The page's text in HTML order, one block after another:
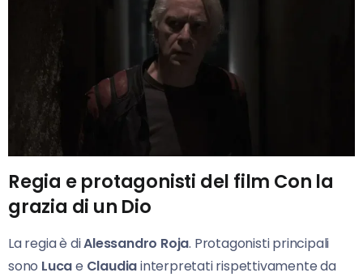
Regia e protagonisti del film Con la
grazia di un Dio
La regia è diAlessandro Roja. Protagonisti principali
sono Lucae Claudiainterpretati rispettivamente da